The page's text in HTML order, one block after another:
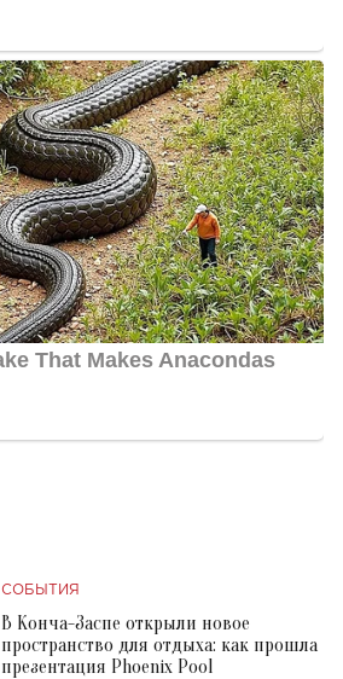
СОБЫТИЯ
В Конча-Заспе открыли новое
пространство для отдыха: как прошла
презентация Phoenix Pool